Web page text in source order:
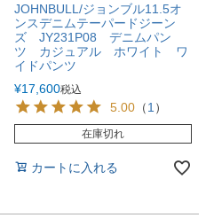
JOHNBULL/ジョンブル11.5オ
ンスデニムテーパードジーン
ズ JY231P08 デニムパン
ツ カジュアル ホワイト ワ
イドパンツ
¥17,600税込
5.00 （1 ）
在庫切れ
カートに入れる